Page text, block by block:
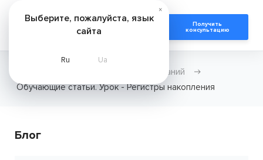
Получить
консультацию
База знаний
Обучающие статьи. Урок - Регистры накопления
Блог
×
Выберите, пожалуйста, язык
сайта
Ru Ua